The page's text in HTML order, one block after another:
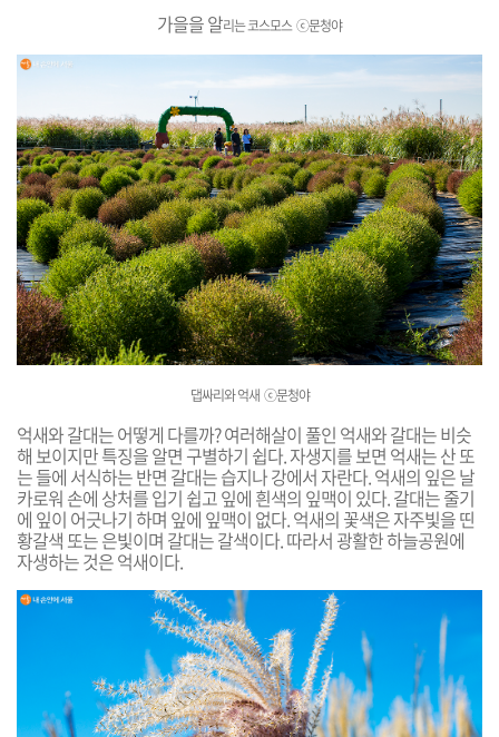
가을을 알리는 코스모스ⓒ문청야
댑싸리와 억새 ⓒ문청야
억새와 갈대는 어떻게 다를까? 여러해살이 풀인 억새와 갈대는 비슷
해 보이지만 특징을 알면 구별하기 쉽다. 자생지를 보면 억새는 산 또
는 들에 서식하는 반면 갈대는 습지나 강에서 자란다. 억새의 잎은 날
카로워 손에 상처를 입기 쉽고 잎에 흰색의 잎맥이 있다. 갈대는 줄기
에 잎이 어긋나기 하며 잎에 잎맥이 없다. 억새의 꽃색은 자주빛을 띤
황갈색 또는 은빛이며 갈대는 갈색이다. 따라서 광활한 하늘공원에
자생하는 것은 억새이다.